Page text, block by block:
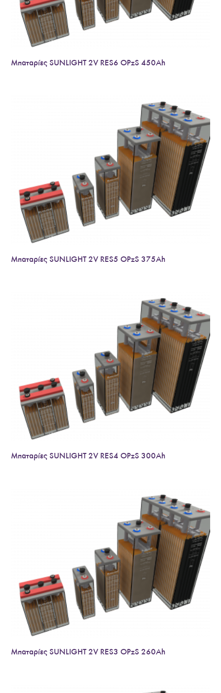
Μπαταρίες SUNLIGHT 2V RES6 OPzS 450Ah
Μπαταρίες SUNLIGHT 2V RES5 OPzS 375Ah
Μπαταρίες SUNLIGHT 2V RES4 OPzS 300Ah
Μπαταρίες SUNLIGHT 2V RES3 OPzS 260Ah